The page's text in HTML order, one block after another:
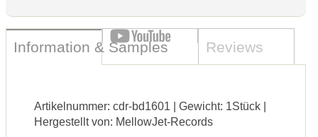
Information & Samples Reviews
Artikelnummer: cdr-bd1601 | Gewicht: 1Stück |
Hergestellt von: MellowJet-Records